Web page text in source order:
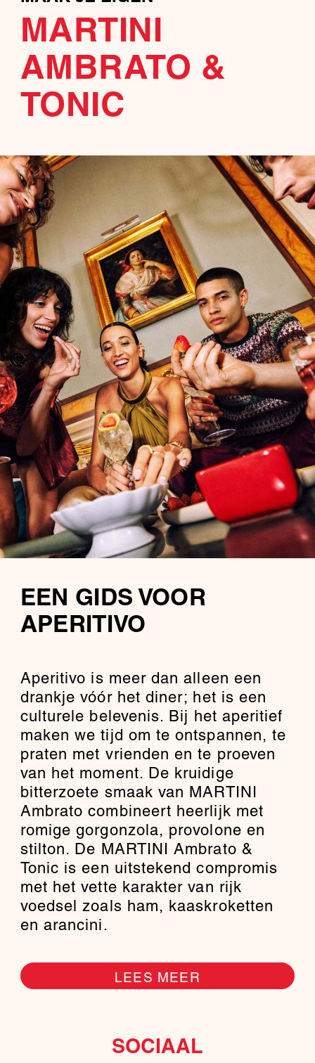
MARTINI
AMBRATO &
TONIC
EEN GIDS VOOR
APERITIVO
Aperitivo is meer dan alleen een
drankje vóór het diner; het is een
culturele belevenis. Bij het aperitief
maken we tijd om te ontspannen, te
praten met vrienden en te proeven
van het moment. De kruidige
bitterzoete smaak van MARTINI
Ambrato combineert heerlijk met
romige gorgonzola, provolone en
stilton. De MARTINI Ambrato &
Tonic is een uitstekend compromis
met het vette karakter van rijk
voedsel zoals ham, kaaskroketten
en arancini.
LEES MEER
SOCIAAL